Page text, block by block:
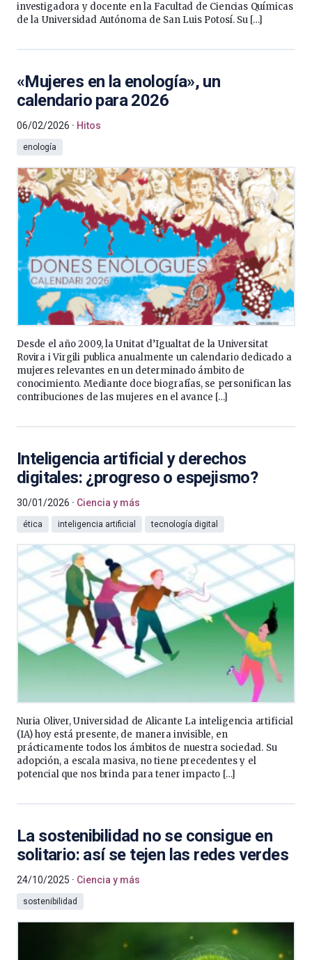
investigadora y docente en la Facultad de Ciencias Químicas
de la Universidad Autónoma de San Luis Potosí. Su […]
«Mujeres en la enología», un
calendario para 2026
06/02/2026 Hitos
enología
Desde el año 2009, la Unitat d’Igualtat de la Universitat
Rovira i Virgili publica anualmente un calendario dedicado a
mujeres relevantes en un determinado ámbito de
conocimiento. Mediante doce biografías, se personifican las
contribuciones de las mujeres en el avance […]
Inteligencia artificial y derechos
digitales: ¿progreso o espejismo?
30/01/2026 Ciencia y más
ética inteligencia artificial tecnología digital
Nuria Oliver, Universidad de Alicante La inteligencia artificial
(IA) hoy está presente, de manera invisible, en
prácticamente todos los ámbitos de nuestra sociedad. Su
adopción, a escala masiva, no tiene precedentes y el
potencial que nos brinda para tener impacto […]
La sostenibilidad no se consigue en
solitario: así se tejen las redes verdes
24/10/2025 Ciencia y más
sostenibilidad